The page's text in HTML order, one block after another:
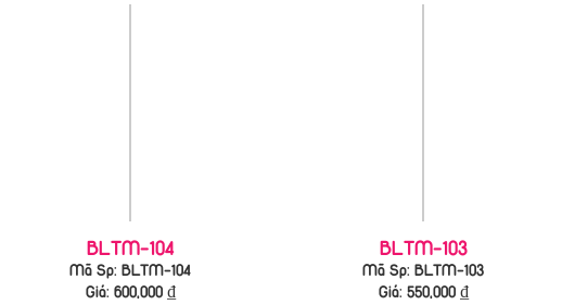
BLTM-104
Mã Sp: BLTM-104
Giá: 600,000₫
BLTM-103
Mã Sp: BLTM-103
Giá: 550,000₫